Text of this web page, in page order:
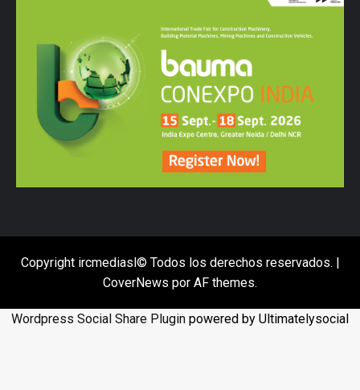
Copyright ircmediasl© Todos los derechos reservados. |
CoverNews por AF themes.
Wordpress Social Share Plugin powered by Ultimatelysocial